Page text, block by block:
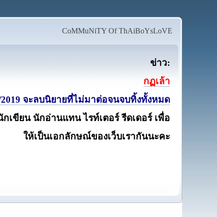
CoMMuNiTY Of ThAiBoYsLoVE
ข่าว:
กฏเล้า
2019 จะลบนิยายที่ไม่มาต่อจนจบทิ้งทั้งหมด
กเขียน นักอ่านแทน ไรท์เตอร์ รีดเดอร์ เพื่อ
ให้เป็นเอกลักษณ์ของเว็บเรากันนะคะ